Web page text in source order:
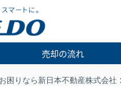
売却の流れ
困りなら新日本不動産株式会社